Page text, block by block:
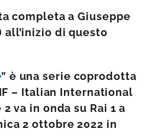
completa a Giuseppe
all’inizio di questo
” è una serie coprodotta
– Italian International
va in onda su Rai 1 a
2 ottobre 2022 in